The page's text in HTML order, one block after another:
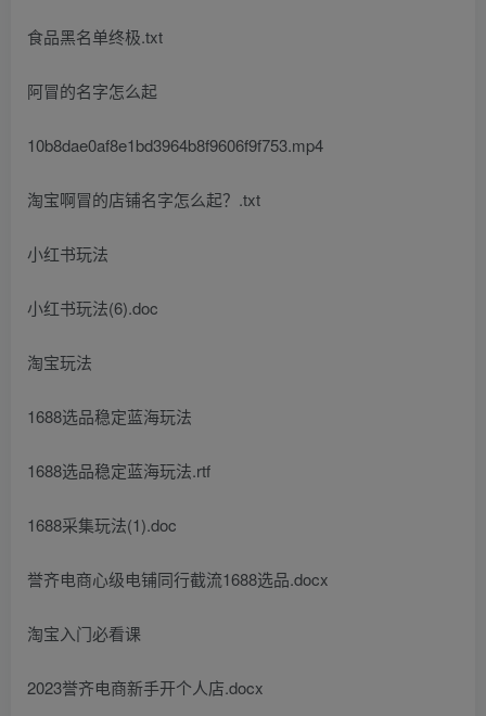
食品黑名单终极.txt
阿冒的名字怎么起
10b8dae0af8e1bd3964b8f9606f9f753.mp4
淘宝啊冒的店铺名字怎么起？.txt
小红书玩法
小红书玩法(6).doc
淘宝玩法
1688选品稳定蓝海玩法
1688选品稳定蓝海玩法.rtf
1688采集玩法(1).doc
誉齐电商心级电铺同行截流1688选品.docx
淘宝入门必看课
2023誉齐电商新手开个人店.docx